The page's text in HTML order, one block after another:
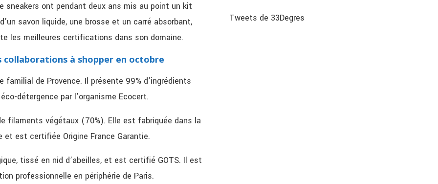
sneakers ont pendant deux ans mis au point un kit
savon liquide, une brosse et un carré absorbant,
les meilleures certifications dans son domaine.
collaborations à shopper en octobre
familial de Provence. Il présente 99% d’ingrédients
éco-détergence par l’organisme Ecocert.
filaments végétaux (70%). Elle est fabriquée dans la
et est certifiée Origine France Garantie.
tissé en nid d’abeilles, et est certifié GOTS. Il est
professionnelle en périphérie de Paris.
Tweets de 33Degres